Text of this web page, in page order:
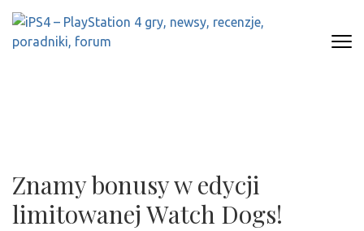
Skip
content
Znamy bonusy w edycji
limitowanej Watch Dogs!